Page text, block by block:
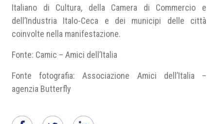
Italiano di Cultura, della Camera di Commercio e
dell’Industria Italo-Ceca e dei municipi delle città
coinvolte nella manifestazione.
Fonte: Camic – Amici dell’Italia
Fonte fotografia: Associazione Amici dell’Italia –
agenzia Butterfly